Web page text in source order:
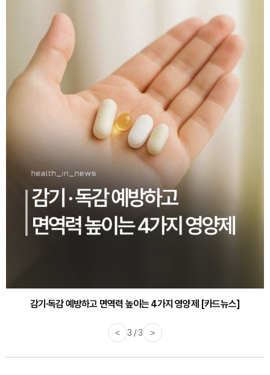
감기·독감 예방하고 면역력 높이는 4가지 영양제 [카드뉴스]
< 3 / 3 >